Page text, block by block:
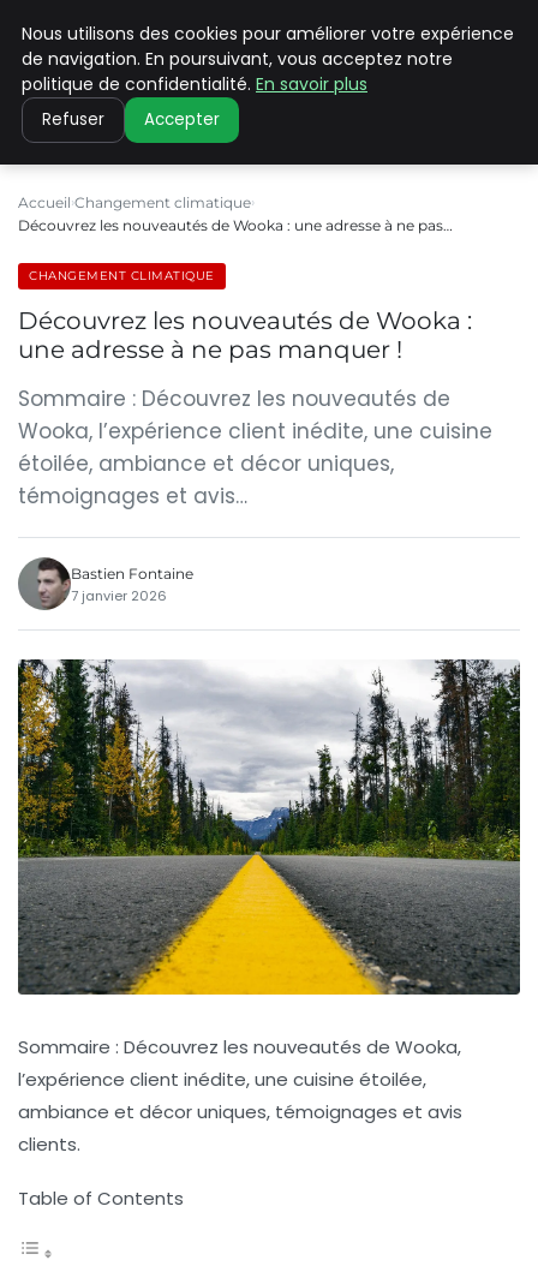
CLIMATE C ADVANCED
Accueil Changement climatique
Découvrez les nouveautés de Wooka : une adresse à ne pas…
CHANGEMENT CLIMATIQUE
Découvrez les nouveautés de Wooka :
une adresse à ne pas manquer !
Sommaire : Découvrez les nouveautés de
Wooka, l’expérience client inédite, une cuisine
étoilée, ambiance et décor uniques,
témoignages et avis…
Bastien Fontaine
7 janvier 2026
Sommaire : Découvrez les nouveautés de Wooka,
l’expérience client inédite, une cuisine étoilée,
ambiance et décor uniques, témoignages et avis
clients.
Table of Contents
Nous utilisons des cookies pour améliorer votre expérience
de navigation. En poursuivant, vous acceptez notre
politique de confidentialité. En savoir plus
Refuser Accepter